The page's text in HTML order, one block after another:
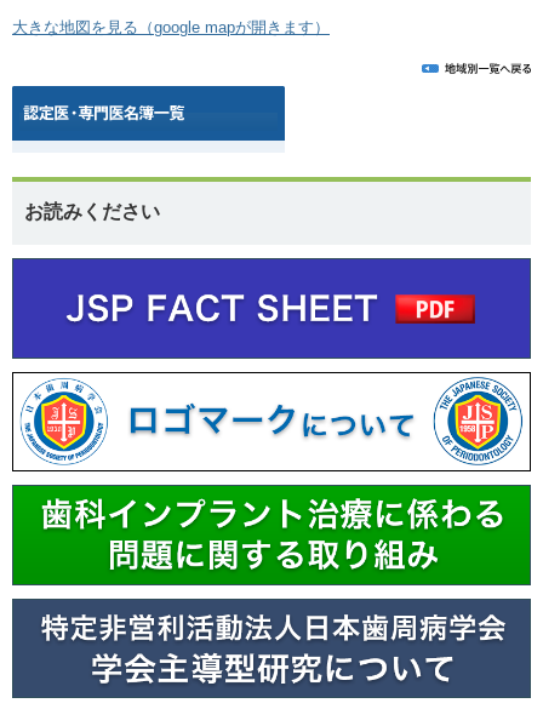
大きな地図を見る（google mapが開きます）
お読みください